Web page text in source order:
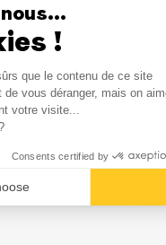
!
que le contenu de ce site
vous déranger, mais on
votre visite...
Consents certified by
Axeptio consent